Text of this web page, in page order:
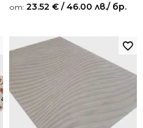
от: 23.52 € / 46.00 лв./ бр.